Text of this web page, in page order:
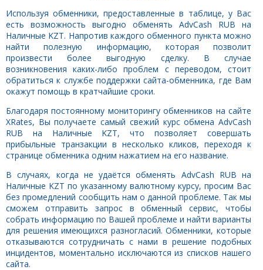
Используя обменники, предоставленные в таблице, у Вас
есть возможность выгодно обменять AdvCash RUB на
Наличные KZT. Напротив каждого обменного пункта можно
найти полезную информацию, которая позволит
произвести более выгодную сделку. В случае
возникновения каких-либо проблем с переводом, стоит
обратиться к службе поддержки сайта-обменника, где Вам
окажут помощь в кратчайшие сроки.
Благодаря постоянному мониторингу обменников на сайте
XRates, Вы получаете самый свежий курс обмена AdvCash
RUB на Наличные KZT, что позволяет совершать
прибыльные транзакции в несколько кликов, переходя к
странице обменника одним нажатием на его название.
В случаях, когда не удаётся обменять AdvCash RUB на
Наличные KZT по указанному валютному курсу, просим Вас
без промедлений сообщить нам о данной проблеме. Так мы
сможем отправить запрос в обменный сервис, чтобы
собрать информацию по Вашей проблеме и найти варианты
для решения имеющихся разногласий. Обменники, которые
отказываются сотрудничать с нами в решение подобных
инцидентов, моментально исключаются из списков нашего
сайта.